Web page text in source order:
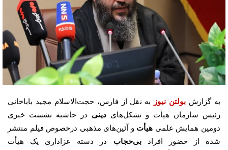
به گزارش بولتن نیوز
به نقل از فارس، حجت‌الاسلام مجید باباخانی
رئیس سازمان هیأت و تشکل‌های دینی در حاشیه نشست خبری
دومین همایش علمی هیأت و آئین‌های مذهبی درخصوص فیلم منتشر
شده از حضور افرادبی‌حجاب در دسته عزاداری یک هیأت